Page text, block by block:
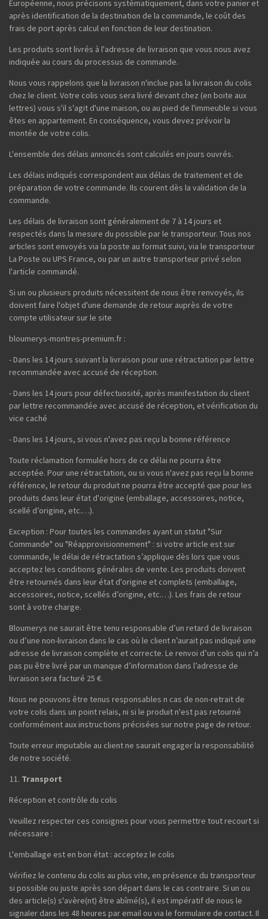
Européenne, nous précisons systématiquement, dans votre panier et
après identification de la destination de la commande, le coût des
frais de port après calcul en fonction de leur destination.
Les produits sont livrés à l'adresse de livraison que vous nous avez
indiquée au cours du processus de commande.
Nous vous rappelons que la livraison n'inclue pas la livraison du colis
chez le client. Votre colis vous sera livré devant chez (en boite aux
lettres) vous s'il s'agit d'une maison, ou au pied de l'immeuble si vous
êtes en appartement. En conséquence, vous devez prévoir la
montée de votre colis.
L'ensemble des délais annoncés sont calculés en jours ouvrés.
Les délais indiqués correspondent aux délais de traitement et de
préparation de votre commande. Ils courent dès la validation de la
commande.
Les délais de livraison sont généralement de 7 à 14 jours et
respectés dans la mesure du possible par le transporteur. Tous nos
articles sont envoyés via la poste au format suivi, via le transporteur
La Poste ou UPS France, ou par un autre transporteur privé selon
l'article commandé.
Si un ou plusieurs produits nécessitent de nous être renvoyés, ils
doivent faire l'objet d'une demande de retour auprès de votre
compte utilisateur sur le site
bloumerys-montres-premium.fr :
- Dans les 14 jours suivant la livraison pour une rétractation par lettre
recommandée avec accusé de réception.
- Dans les 14 jours pour défectuosité, après manifestation du client
par lettre recommandée avec accusé de réception, et vérification du
vice caché
- Dans les 14 jours, si vous n'avez pas reçu la bonne référence
Toute réclamation formulée hors de ce délai ne pourra être
acceptée. Pour une rétractation, ou si vous n'avez pas reçu la bonne
référence, le retour du produit ne pourra être accepté que pour les
produits dans leur état d'origine (emballage, accessoires, notice,
scellé d’origine, etc.…).
Exception : Pour toutes les commandes ayant un statut "Sur
Commande" ou "Réapprovisionnement" : si votre article est sur
commande, le délai de rétractation s’applique dès lors que vous
acceptez les conditions générales de vente. Les produits doivent
être retournés dans leur état d'origine et complets (emballage,
accessoires, notice, scellés d’origine, etc.…). Les frais de retour
sont à votre charge.
Bloumerys ne saurait être tenu responsable d’un retard de livraison
ou d’une non-livraison dans le cas où le client n’aurait pas indiqué une
adresse de livraison complète et correcte. Le renvoi d’un colis qui n’a
pas pu être livré par un manque d’information dans l’adresse de
livraison sera facturé 25 €.
Nous ne pouvons être tenus responsables n cas de non-retrait de
votre colis dans un point relais, ni si le produit n'est pas retourné
conformément aux instructions précisées sur notre page de retour.
Toute erreur imputable au client ne saurait engager la responsabilité
de notre société.
Transport
Réception et contrôle du colis
Veuillez respecter ces consignes pour vous permettre tout recourt si
nécessaire :
L'emballage est en bon état : acceptez le colis
Vérifiez le contenu du colis au plus vite, en présence du transporteur
si possible ou juste après son départ dans le cas contraire. Si un ou
des article(s) s'avère(nt) être abîmé(s), il est impératif de nous le
signaler dans les 48 heures par email ou via le formulaire de contact. Il